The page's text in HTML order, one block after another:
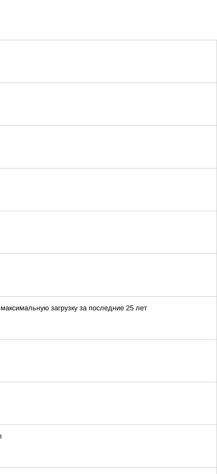
загрузку за последние 25 лет